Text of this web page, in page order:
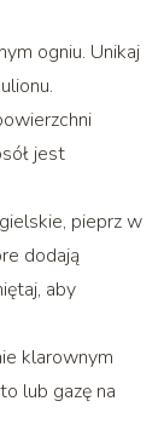
ogniu. Unikaj
jest
pieprz w
dodają
aby
klarownym
lub gazę na